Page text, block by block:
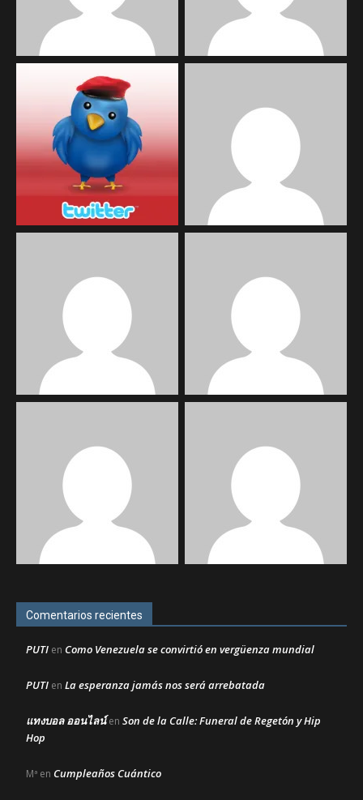
Comentarios recientes
PUTI en Como Venezuela se convirtió en vergüenza mundial
PUTI en La esperanza jamás nos será arrebatada
แทงบอล ออนไลน์en Son de la Calle: Funeral de Regetón y Hip
Hop
Mª en Cumpleaños Cuántico